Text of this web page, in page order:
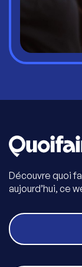
Découvre quoi
aujourd’hui, ce